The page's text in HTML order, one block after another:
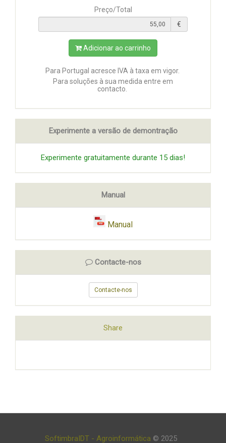
Preço/Total
€
Adicionar ao carrinho
Para Portugal acresce IVA à taxa em vigor.
Para soluções à sua medida entre em
contacto.
Experimente a versão de demontração
Experimente gratuitamente durante 15 dias!
Manual
Manual
Contacte-nos
Contacte-nos
Share
SoftimbraIDT - Agroinformática © 2025